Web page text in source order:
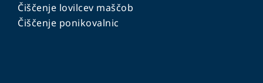
Čiščenje lovilcev maščob
Čiščenje ponikovalnic